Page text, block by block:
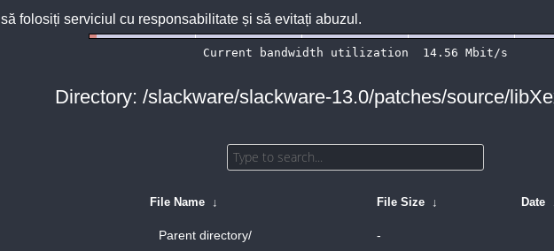
să folosiți serviciul cu responsabilitate și să evitați abuzul.
Directory: /slackware/slackware-13.0/patches/source/
File Name ↓ File Size ↓ Date
Parent directory/ -